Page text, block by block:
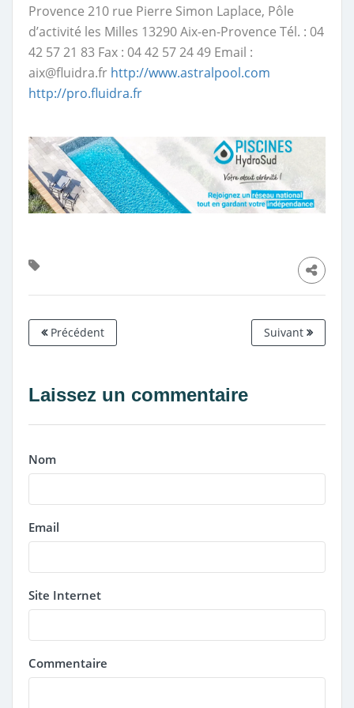
Provence 210 rue Pierre Simon Laplace, Pôle
d’activité les Milles 13290 Aix-en-Provence Tél. : 04
42 57 21 83 Fax : 04 42 57 24 49 Email :
aix@fluidra.fr http://www.astralpool.com
http://pro.fluidra.fr
Précédent Suivant
Laissez un commentaire
Nom
Email
Site Internet
Commentaire